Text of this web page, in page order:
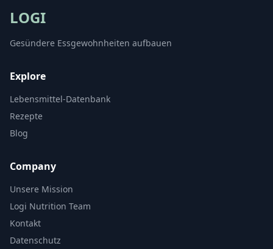
LOGI
Gesündere Essgewohnheiten aufbauen
Explore
Lebensmittel-Datenbank
Rezepte
Blog
Company
Unsere Mission
Logi Nutrition Team
Kontakt
Datenschutz